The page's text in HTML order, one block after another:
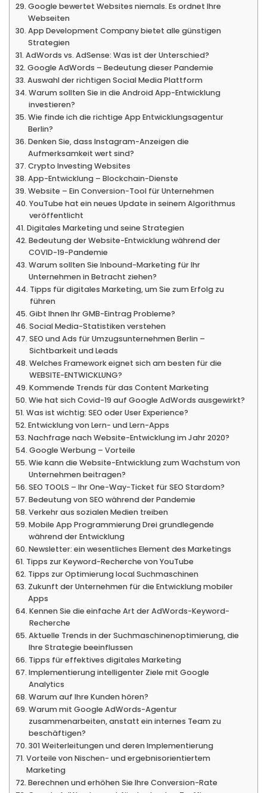
Google bewertet Websites niemals. Es ordnet Ihre
Webseiten
App Development Company bietet alle günstigen
Strategien
AdWords vs. AdSense: Was ist der Unterschied?
Google AdWords – Bedeutung dieser Pandemie
Auswahl der richtigen Social Media Plattform
Warum sollten Sie in die Android App-Entwicklung
investieren?
Wie finde ich die richtige App Entwicklungsagentur
Berlin?
Denken Sie, dass Instagram-Anzeigen die
Aufmerksamkeit wert sind?
Crypto Investing Websites
App-Entwicklung – Blockchain-Dienste
Website – Ein Conversion-Tool für Unternehmen
YouTube hat ein neues Update in seinem Algorithmus
veröffentlicht
Digitales Marketing und seine Strategien
Bedeutung der Website-Entwicklung während der
COVID-19-Pandemie
Warum sollten Sie Inbound-Marketing für Ihr
Unternehmen in Betracht ziehen?
Tipps für digitales Marketing, um Sie zum Erfolg zu
führen
Gibt Ihnen Ihr GMB-Eintrag Probleme?
Social Media-Statistiken verstehen
SEO und Ads für Umzugsunternehmen Berlin –
Sichtbarkeit und Leads
Welches Framework eignet sich am besten für die
WEBSITE-ENTWICKLUNG?
Kommende Trends für das Content Marketing
Wie hat sich Covid-19 auf Google AdWords ausgewirkt?
Was ist wichtig: SEO oder User Experience?
Entwicklung von Lern- und Lern-Apps
Nachfrage nach Website-Entwicklung im Jahr 2020?
Google Werbung – Vorteile
Wie kann die Website-Entwicklung zum Wachstum von
Unternehmen beitragen?
SEO TOOLS – Ihr One-Way-Ticket für SEO Stardom?
Bedeutung von SEO während der Pandemie
Verkehr aus sozialen Medien treiben
Mobile App Programmierung Drei grundlegende
während der Entwicklung
Newsletter: ein wesentliches Element des Marketings
Tipps zur Keyword-Recherche von YouTube
Tipps zur Optimierung local Suchmaschinen
Zukunft der Unternehmen für die Entwicklung mobiler
Apps
Kennen Sie die einfache Art der AdWords-Keyword-
Recherche
Aktuelle Trends in der Suchmaschinenoptimierung, die
Ihre Strategie beeinflussen
Tipps für effektives digitales Marketing
Implementierung intelligenter Ziele mit Google
Analytics
Warum auf Ihre Kunden hören?
Warum mit Google AdWords-Agentur
zusammenarbeiten, anstatt ein internes Team zu
beschäftigen?
301 Weiterleitungen und deren Implementierung
Vorteile von Nischen- und ergebnisorientiertem
Marketing
Berechnen und erhöhen Sie Ihre Conversion-Rate